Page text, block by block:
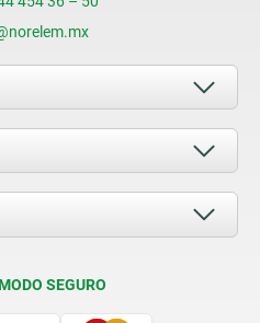
SEGURO